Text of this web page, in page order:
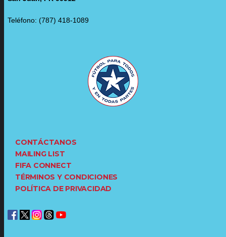
Teléfono: (787) 418-1089
CONTÁCTANOS
MAILING LIST
FIFA CONNECT
TÉRMINOS Y CONDICIONES
POLÍTICA DE PRIVACIDAD